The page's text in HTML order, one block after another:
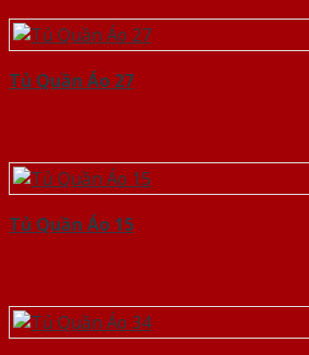
Tủ Quần Áo 27
Tủ Quần Áo 15